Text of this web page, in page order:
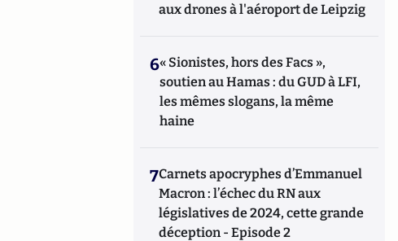
aux drones à l'aéroport de Leipzig
6« Sionistes, hors des Facs »,
soutien au Hamas : du GUD à LFI,
les mêmes slogans, la même
haine
7Carnets apocryphes d’Emmanuel
Macron : l’échec du RN aux
législatives de 2024, cette grande
déception - Episode 2